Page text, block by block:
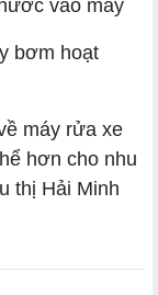
vào máy
bơm hoạt
máy rửa xe
hơn cho nhu
thị Hải Minh